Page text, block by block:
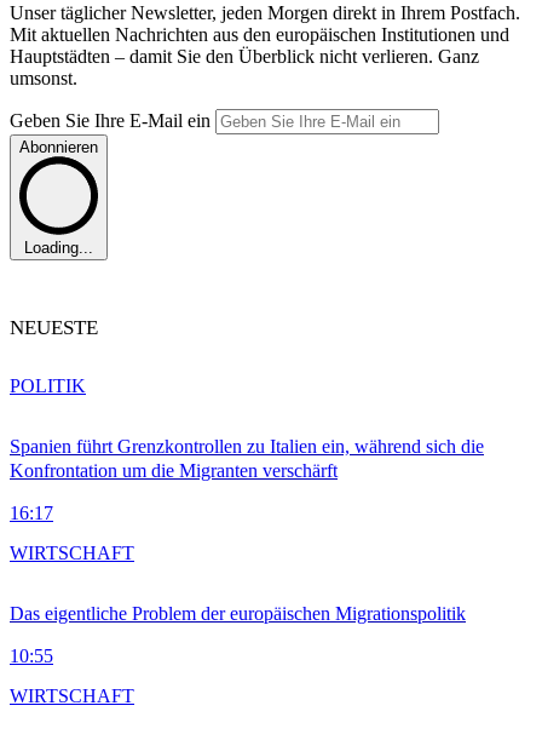
Unser täglicher Newsletter, jeden Morgen direkt in Ihrem Postfach.
Mit aktuellen Nachrichten aus den europäischen Institutionen und
Hauptstädten – damit Sie den Überblick nicht verlieren. Ganz
umsonst.
Geben Sie Ihre E-Mail ein
Abonnieren
Loading...
NEUESTE
Spanien führt Grenzkontrollen zu Italien ein, während sich die
Konfrontation um die Migranten verschärft
16:17
POLITIK
Das eigentliche Problem der europäischen Migrationspolitik
10:55
WIRTSCHAFT
WIRTSCHAFT